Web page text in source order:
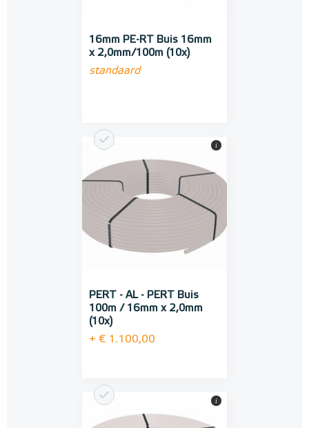
16mm PE-RT Buis 16mm
x 2,0mm/100m (10x)
standaard
PERT - AL - PERT Buis
100m / 16mm x 2,0mm
(10x)
+ € 1.100,00
i
i